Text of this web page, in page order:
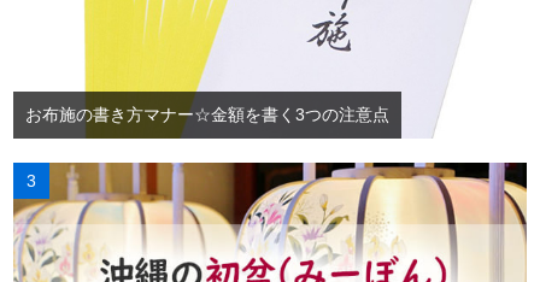
お布施の書き方マナー☆金額を書く3つの注意点